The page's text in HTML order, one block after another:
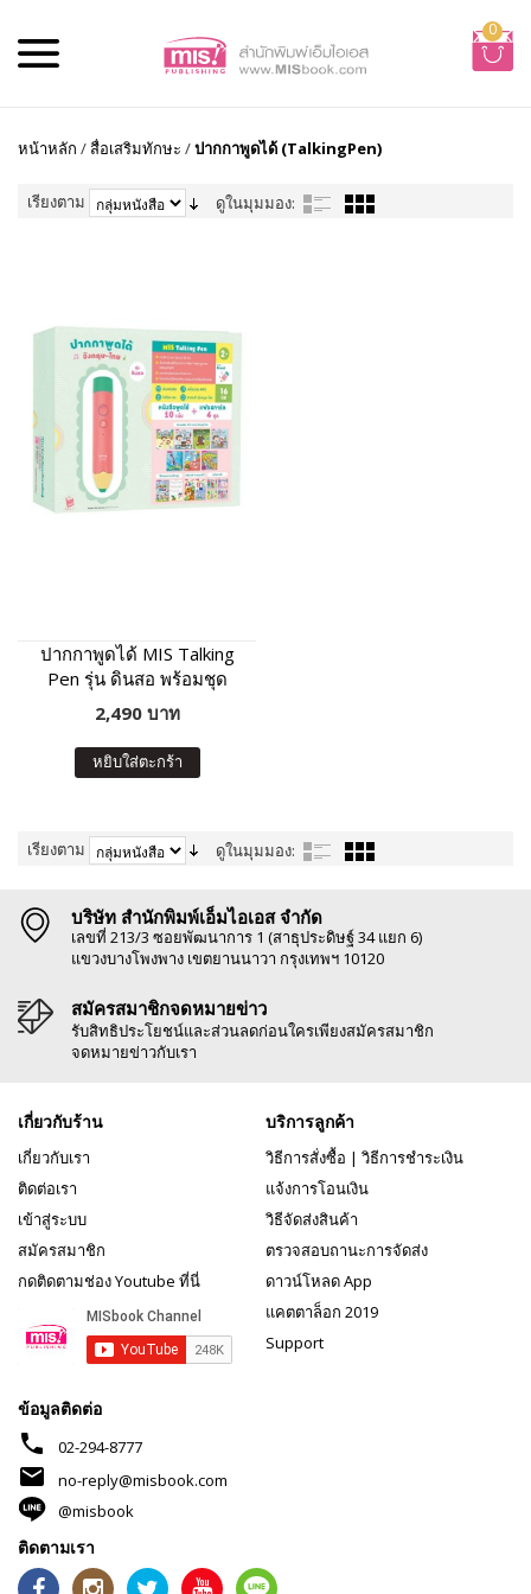
0
หน้าหลัก /สื่อเสริมทักษะ /ปากกาพูดได้ (TalkingPen)
เรียงตาม ดูในมุมมอง:
ปากกาพูดได้ MIS Talking
Pen รุ่น ดินสอ พร้อมชุด
หนังสือเสริมภาษา พัฒนา IQ
2,490 บาท
หยิบใส่ตะกร้า
เรียงตาม ดูในมุมมอง:
บริษัท สำนักพิมพ์เอ็มไอเอส จำกัด
เลขที่ 213/3 ซอยพัฒนาการ 1 (สาธุประดิษฐ์ 34 แยก 6)
แขวงบางโพงพาง เขตยานนาวา กรุงเทพฯ 10120
สมัครสมาชิกจดหมายข่าว
รับสิทธิประโยชน์และส่วนลดก่อนใครเพียงสมัครสมาชิก
จดหมายข่าวกับเรา
เกี่ยวกับร้าน
เกี่ยวกับเรา
ติดต่อเรา
เข้าสู่ระบบ
สมัครสมาชิก
กดติดตามช่อง Youtube ที่นี่
บริการลูกค้า
วิธีการสั่งซื้อ | วิธีการชำระเงิน
แจ้งการโอนเงิน
วิธีจัดส่งสินค้า
ตรวจสอบถานะการจัดส่ง
ดาวน์โหลด App
แคตตาล็อก 2019
Support
ข้อมูลติดต่อ
phone 02-294-8777
mail
no-reply@misbook.com
@misbook
ติดตามเรา